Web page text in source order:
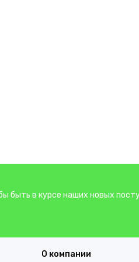
быть в курсе наших новых
О компании